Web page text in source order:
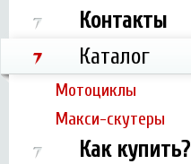
Контакты
Каталог
Мотоциклы
Макси-скутеры
Как купить?